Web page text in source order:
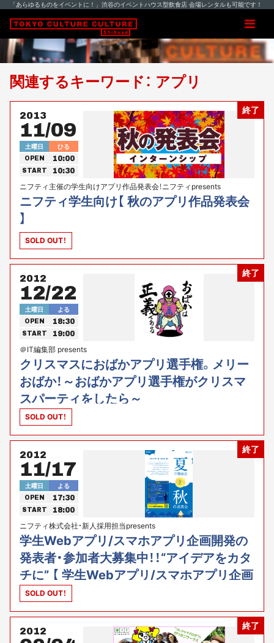
「あらゆるものをイベントに！」渋谷のイベントハウス型飲食店 会場レンタルも可能です！
関連するキーワード： アプリ
終了
2013
11/09
土曜日 ひる
OPEN 10:00
START 10:30
ニフティ主催の学生向けアプリ作品発表会！ニフティpresents
ニフティ学生向け【 秋のアプリ作品発表会
】
SOLD OUT！
終了
2012
12/22
土曜日 よる
OPEN 18:30
START 19:00
＠IT編集部 presents
クリスマスにおばかアプリ選手権。メリー
おばか！～おばかアプリ選手権がクリスマ
スパーティをしたら～
SOLD OUT！
終了
2012
11/17
土曜日 よる
OPEN 17:30
START 18:00
ニフティ株式会社・新人採用担当presents
学生Webアプリ/スマホアプリ企画開発の
発表者・参加者大募集中！！“アイデアをカタ
チに” 【 学生Webアプリ/スマホアプリ企画
開発者 秋の発表会 】
SOLD OUT！
終了
2012